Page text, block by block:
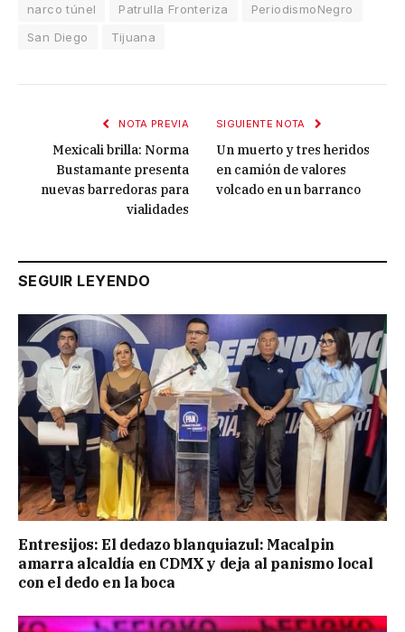
narco túnel Patrulla Fronteriza
PeriodismoNegro
San Diego
Tijuana
NOTA PREVIA
Mexicali brilla: Norma
Bustamante presenta
nuevas barredoras para
vialidades
SIGUIENTE NOTA
Un muerto y tres heridos
en camión de valores
volcado en un barranco
SEGUIR LEYENDO
Entresijos: El dedazo blanquiazul: Macalpin
amarra alcaldía en CDMX y deja al panismo local
con el dedo en la boca